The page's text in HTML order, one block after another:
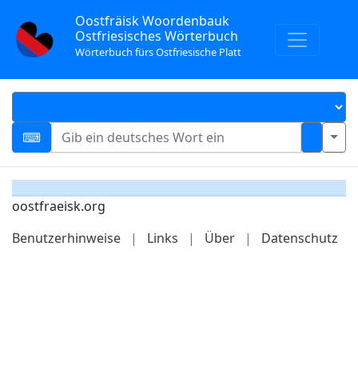
Oostfräisk Woordenbauk
Ostfriesisches Wörterbuch
Wörterbuch fürs Ostfriesische Platt
oostfraeisk.org
Benutzerhinweise
| Links | Über | Datenschutz